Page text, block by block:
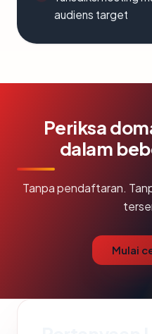
audiens target
Periksa
dalam
Tanpa pendaftaran.
Mulai